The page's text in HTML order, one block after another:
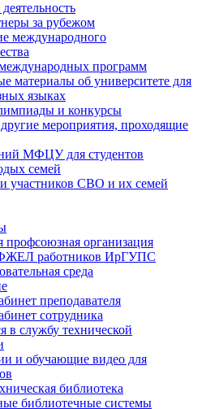
за рубежом
международного
программ
материалы об университете для
языках
и конкурсы
мероприятия, проходящие
МФЦУ для студентов
семей
участников СВО и их семей
профсоюзная организация
работников ИрГУПС
среда
преподавателя
сотрудника
в службу технической
и обучающие видео для
библиотека
библиотечные системы